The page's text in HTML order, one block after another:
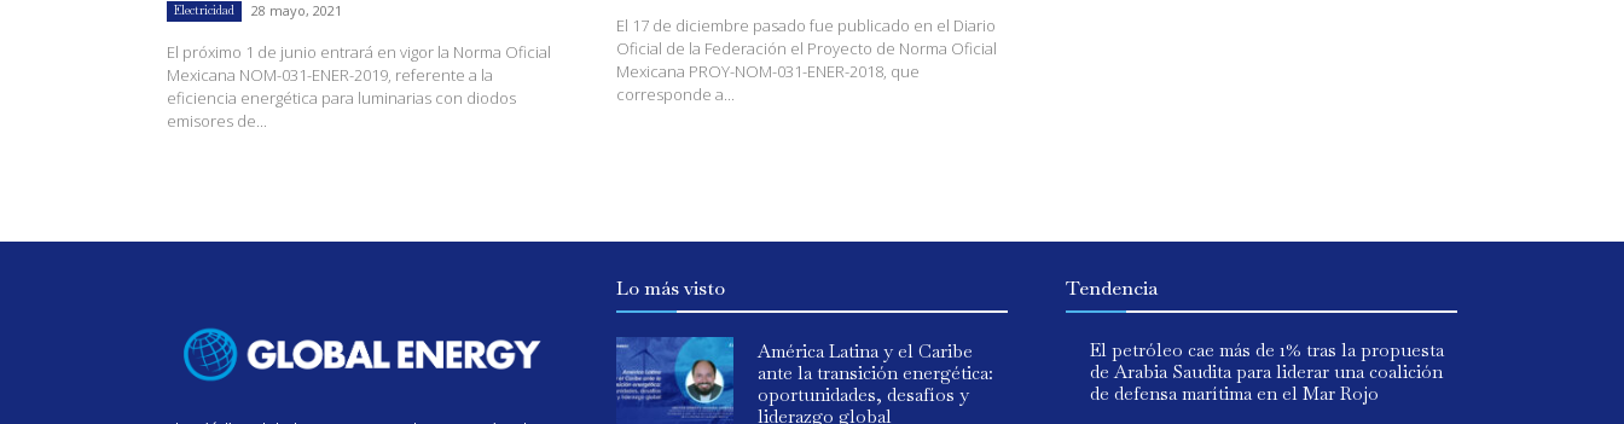
Electricidad 28 mayo, 2021
El próximo 1 de junio entrará en vigor la Norma Oficial
Mexicana NOM-031-ENER-2019, referente a la
eficiencia energética para luminarias con diodos
emisores de...
El 17 de diciembre pasado fue publicado en el Diario
Oficial de la Federación el Proyecto de Norma Oficial
Mexicana PROY-NOM-031-ENER-2018, que
corresponde a...
Lo más visto
América Latina y el Caribe
ante la transición energética:
oportunidades, desafíos y
liderazgo global
Tendencia
El petróleo cae más de 1% tras la propuesta
de Arabia Saudita para liderar una coalición
de defensa marítima en el Mar Rojo